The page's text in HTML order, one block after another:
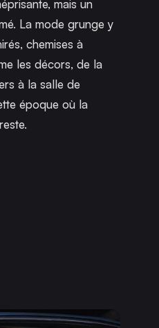
mais un
La mode grunge y
chemises à
les décors, de la
à la salle de
époque où la